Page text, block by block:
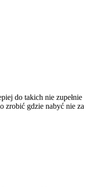
do takich nie zupełnie
zrobić gdzie nabyć nie za